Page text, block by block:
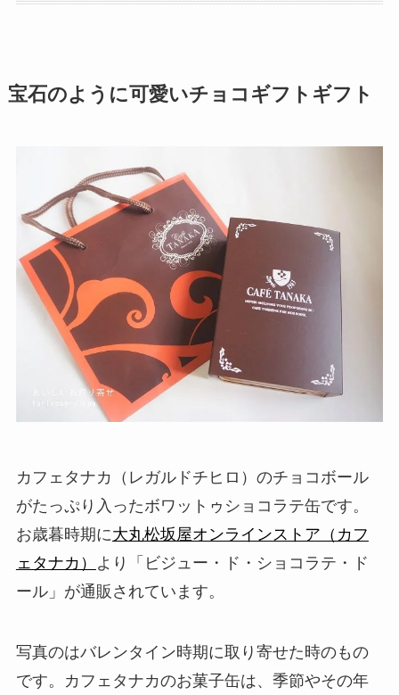
宝石のように可愛いチョコギフトギフト
カフェタナカ（レガルドチヒロ）のチョコボール
がたっぷり入ったボワットゥショコラテ缶です。
お歳暮時期に大丸松坂屋オンラインストア（カフ
ェタナカ）
より「ビジュー・ド・ショコラテ・ド
ール」が通販されています。
写真のはバレンタイン時期に取り寄せた時のもの
です。カフェタナカのお菓子缶は、季節やその年